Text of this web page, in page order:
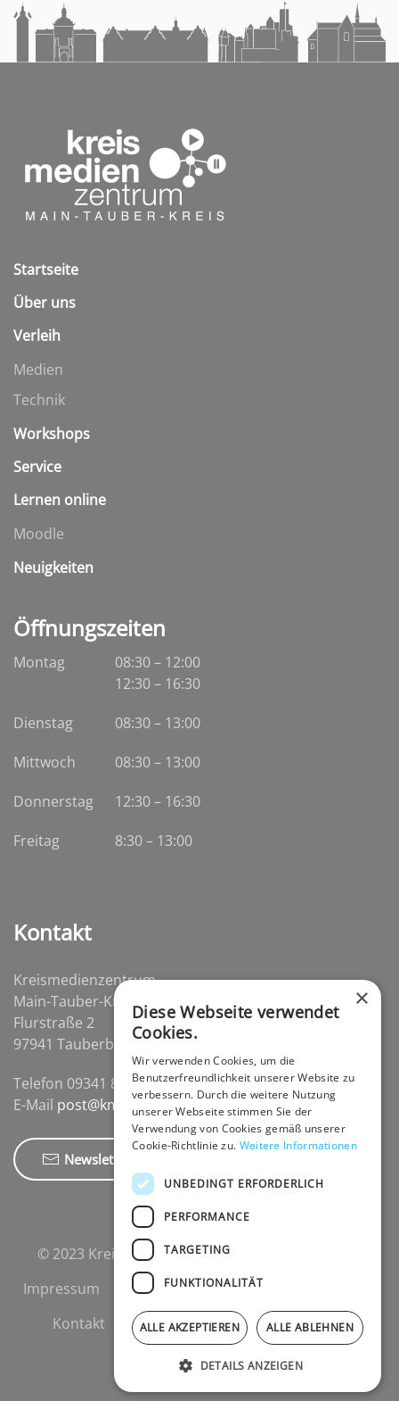
Startseite
Über uns
Verleih
Medien
Technik
Workshops
Service
Lernen online
Moodle
Neuigkeiten
Öffnungszeiten
Montag
08:30 – 12:00
12:30 – 16:30
Dienstag
08:30– 13:00
Mittwoch
08:30– 13:00
Donnerstag
12:30 – 16:30
Freitag
8:30 – 13:00
Kontakt
Kreismedienzentrum
Main-Tauber-Kreis
Flurstraße 2
97941 Tauberbischofsheim-Distelhausen
Telefon 09341 84670
E-Mail post@kmz-tbb.de
Newsletter
© 2023 Kreismedienzentrum Main-Tauber-Kreis.
Impressum
Datenschutzerklärung
Kontakt
Newsletter
Support-Login
Logout
×
Diese Webseite verwendet
Cookies.
Wir verwenden Cookies, um die
Benutzerfreundlichkeit unserer Website zu
verbessern. Durch die weitere Nutzung
unserer Webseite stimmen Sie der
Verwendung von Cookies gemäß unserer
Cookie-Richtlinie zu. Weitere Informationen
UNBEDINGT ERFORDERLICH
PERFORMANCE
TARGETING
FUNKTIONALITÄT
ALLE AKZEPTIEREN ALLE ABLEHNEN
DETAILS ANZEIGEN